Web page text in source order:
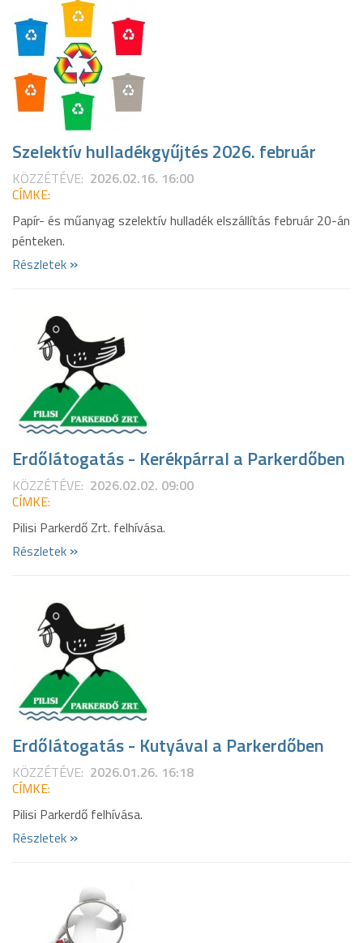
Szelektív hulladékgyűjtés 2026. február
KÖZZÉTÉVE: 2026.02.16. 16:00
CÍMKE:
Papír- és műanyag szelektív hulladék elszállítás február 20-án
pénteken.
Részletek »
Erdőlátogatás - Kerékpárral a Parkerdőben
KÖZZÉTÉVE: 2026.02.02. 09:00
CÍMKE:
Pilisi Parkerdő Zrt. felhívása.
Részletek »
Erdőlátogatás - Kutyával a Parkerdőben
KÖZZÉTÉVE: 2026.01.26. 16:18
CÍMKE:
Pilisi Parkerdő felhívása.
Részletek »